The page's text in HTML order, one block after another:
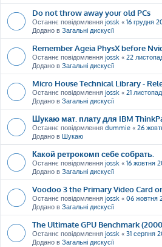
Do not throw away your old PCs
Останнє повідомлення jossk « 16 грудня
Додано в Загальні дискусії
Remember Ageia PhysX before
Останнє повідомлення jossk « 22
Додано в Загальні дискусії
Micro House Technical Library -
Останнє повідомлення jossk « 21
Додано в Загальні дискусії
Шукаю мат. плату для IBM
Останнє повідомлення dummie « 26
Додано в Шукаю
Какой ретрокомп себе собрать.
Останнє повідомлення jossk « 16 жовтня
Додано в Загальні дискусії
Voodoo 3 the Primary Video Card
Останнє повідомлення jossk « 06 жовтня
Додано в Загальні дискусії
The Ultimate GPU Benchmark
Останнє повідомлення jossk « 31 серпня
Додано в Загальні дискусії